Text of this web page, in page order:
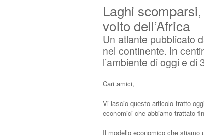
Laghi
volto dell’Africa
Un atlante pubblicato
nel continente. In
l’ambiente di oggi e di
Cari amici,
Vi lascio questo articolo tratto
economici che abbiamo trattato
Il modello economico che stiamo